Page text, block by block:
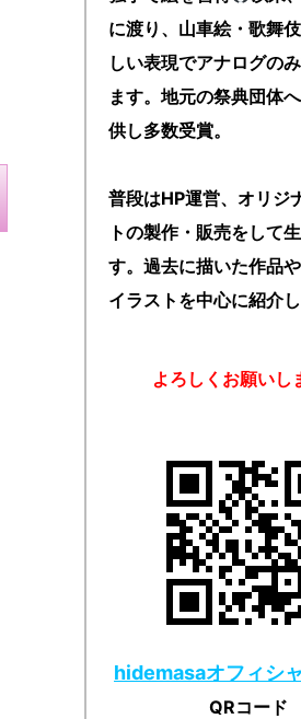
に渡り、山車絵・歌舞
しい表現でアナログの
ます。地元の祭典団体
供し多数受賞。
普段はHP運営、オリジ
トの製作・販売をして
す。過去に描いた作品
イラストを中心に紹介し
よろしくお願いし
hidemasaオフィシ
QRコード